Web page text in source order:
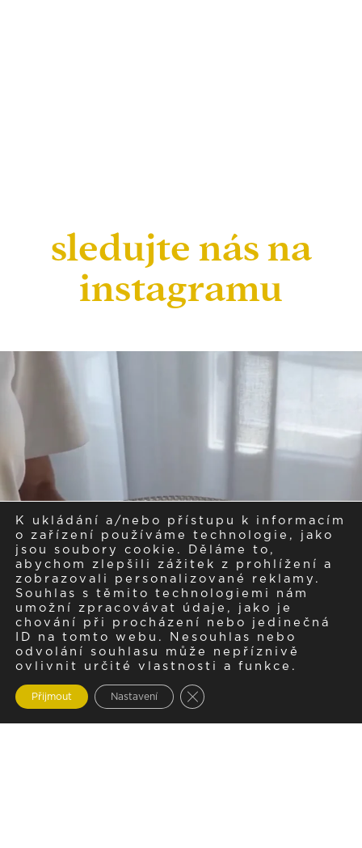
sledujte nás na
instagramu
K ukládání a/nebo přístupu k informacím
o zařízení používáme technologie, jako
jsou soubory cookie. Děláme to,
abychom zlepšili zážitek z prohlížení a
zobrazovali personalizované reklamy.
Souhlas s těmito technologiemi nám
umožní zpracovávat údaje, jako je
chování při procházení nebo jedinečná
ID na tomto webu. Nesouhlas nebo
odvolání souhlasu může nepříznivě
ovlivnit určité vlastnosti a funkce.
Přijmout Nastavení Zavřít cookie lištu GDPR